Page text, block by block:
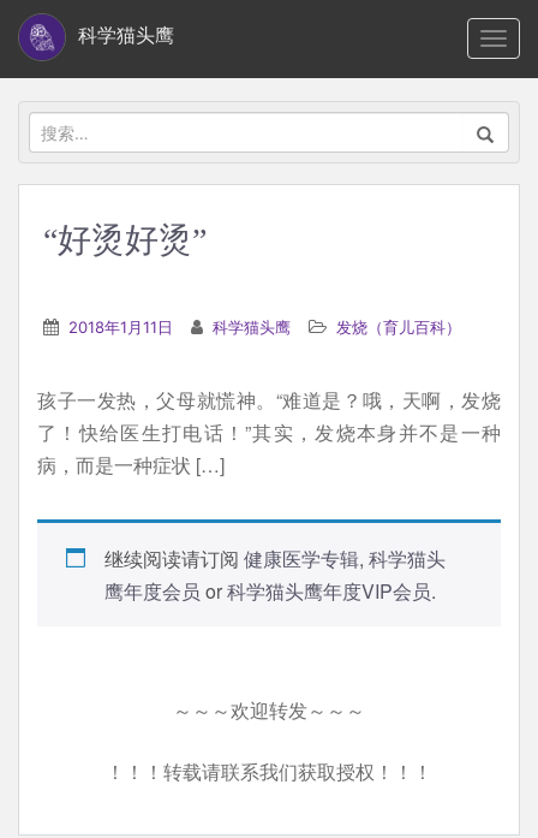
i
科学猫头鹰
搜
索：
“好烫好烫”
2018年1月11日 科学猫头鹰 发烧（育儿百科）
孩子一发热，父母就慌神。“难道是？哦，天啊，发烧
了！快给医生打电话！”其实，发烧本身并不是一种
病，而是一种症状 […]
继续阅读请订阅 健康医学专辑, 科学猫头
鹰年度会员 or科学猫头鹰年度VIP会员.
～～～欢迎转发～～～
！！！转载请联系我们获取授权！！！